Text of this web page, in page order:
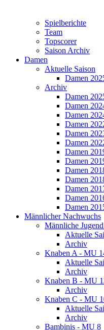
Spielberichte
Team
Topscorer
Saison Archiv
Damen
Aktuelle Saison
Damen
Archiv
Damen
Damen
Damen
Damen
Damen
Damen
Damen
Damen
Damen
Damen
Damen
Damen
Damen
Männlicher Nachwuchs
Männliche
Aktuelle
Archiv
Knaben A - MU
Aktuelle
Archiv
Knaben B - MU
Archiv
Knaben C - MU
Aktuelle
Archiv
Bambinis - MU 8